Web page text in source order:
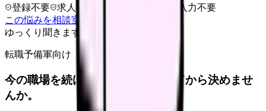
登録不要 求人押し売りなし
病院名は入力不要
この悩みを相談室で整理する
ゆっくり聞きます
転職予備軍向け
今の職場を続けるか、条件を比べてから決めませ
んか。